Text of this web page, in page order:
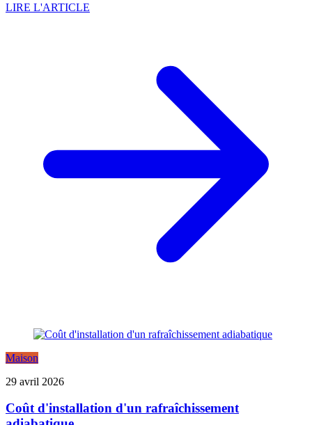
LIRE L'ARTICLE
Maison
29 avril 2026
Coût d'installation d'un rafraîchissement